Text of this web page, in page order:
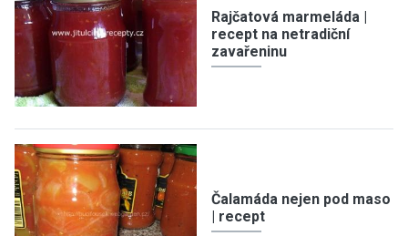
Rajčatová marmeláda |
recept na netradiční
zavařeninu
Čalamáda nejen pod maso
| recept